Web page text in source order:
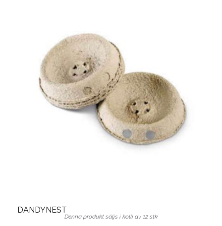
DANDYNEST
Denna produkt säljs i kolli av 12 stk